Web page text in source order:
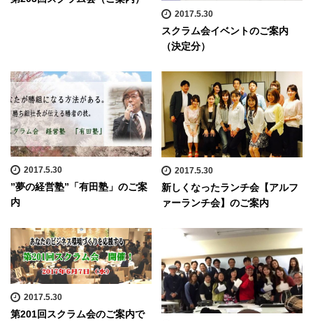
2017.5.30
スクラム会イベントのご案内
（決定分）
2017.5.30
”夢の経営塾”「有田塾」のご案
内
2017.5.30
新しくなったランチ会【アルフ
ァーランチ会】のご案内
2017.5.30
第201回スクラム会のご案内で